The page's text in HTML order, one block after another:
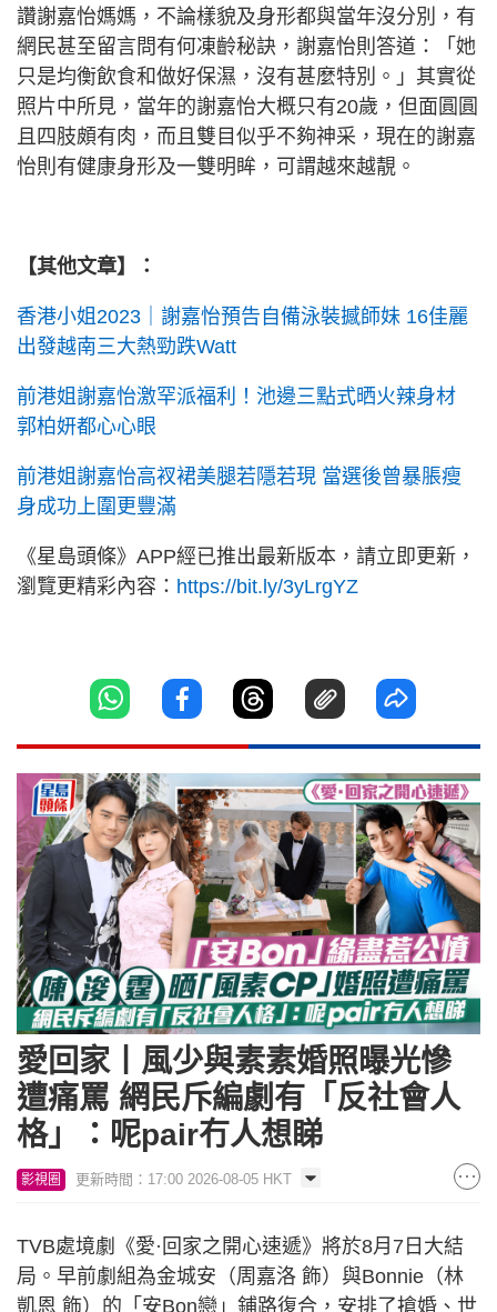
讚謝嘉怡媽媽，不論樣貌及身形都與當年沒分別，有
網民甚至留言問有何凍齡秘訣，謝嘉怡則答道：「她
只是均衡飲食和做好保濕，沒有甚麼特別。」其實從
照片中所見，當年的謝嘉怡大概只有20歲，但面圓圓
且四肢頗有肉，而且雙目似乎不夠神采，現在的謝嘉
怡則有健康身形及一雙明眸，可謂越來越靚。
【其他文章】：
香港小姐2023｜謝嘉怡預告自備泳裝撼師妹 16佳麗
出發越南三大熱勁跌Watt
前港姐謝嘉怡激罕派福利！池邊三點式晒火辣身材
郭柏妍都心心眼
前港姐謝嘉怡高衩裙美腿若隱若現 當選後曾暴脹瘦
身成功上圍更豐滿
《星島頭條》APP經已推出最新版本，請立即更新，
瀏覽更精彩內容： https://bit.ly/3yLrgYZ
愛回家丨風少與素素婚照曝光慘
遭痛罵 網民斥編劇有「反社會人
格」：呢pair冇人想睇
影視圈 更新時間：17:00 2026-08-05 HKT
TVB處境劇《愛·回家之開心速遞》將於8月7日大結
局。早前劇組為金城安（周嘉洛 飾）與Bonnie（林
凱恩 飾）的「安Bon戀」鋪路復合，安排了搶婚、世